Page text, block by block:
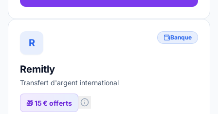
R Banque
Remitly
Transfert d'argent international
🎁15 € offerts